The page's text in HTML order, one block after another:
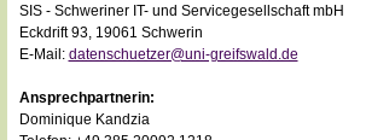
SIS - Schweriner IT- und Servicegesellschaft mbH
Eckdrift 93, 19061 Schwerin
E-Mail: datenschuetzer@uni-greifswald.de
Ansprechpartnerin:
Dominique Kandzia